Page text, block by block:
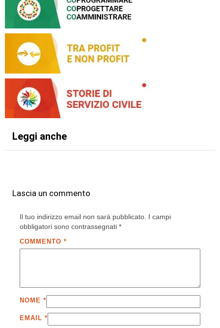
Leggi anche
Lascia un commento
Il tuo indirizzo email non sarà pubblicato. I campi
obbligatori sono contrassegnati *
COMMENTO *
NOME *
EMAIL *